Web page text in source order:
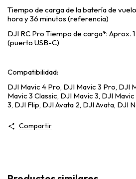
Tiempo de carga de la batería de
hora y 36 minutos (referencia)
DJI RC Pro Tiempo de carga*: Aprox.
(puerto USB-C)
Compatibilidad:
DJI Mavic 4 Pro, DJI Mavic 3 Pro, DJI
Mavic 3 Classic, DJI Mavic 3, DJI Mavic
3, DJI Flip, DJI Avata 2, DJI Avata, DJI
Compartir